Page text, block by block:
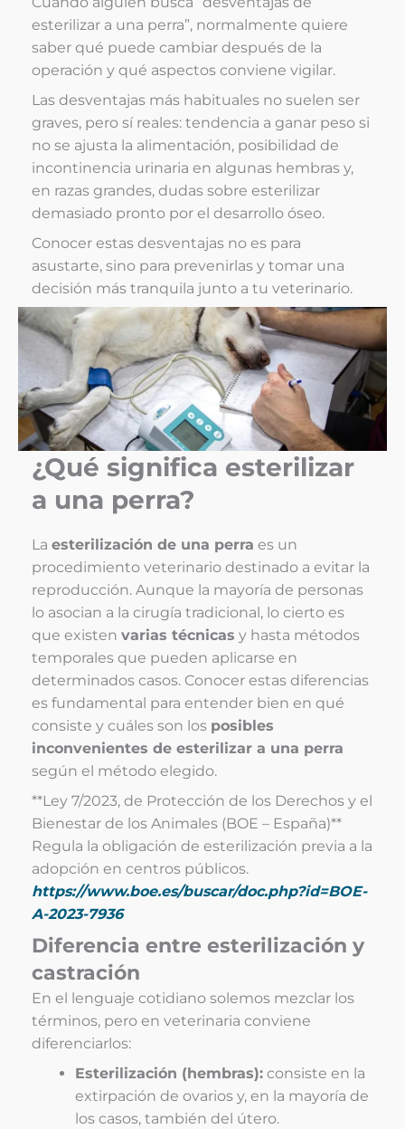
esterilizar a una perra”, normalmente quiere
saber qué puede cambiar después de la
operación y qué aspectos conviene vigilar.
Las desventajas más habituales no suelen ser
graves, pero sí reales: tendencia a ganar peso si
no se ajusta la alimentación, posibilidad de
incontinencia urinaria en algunas hembras y,
en razas grandes, dudas sobre esterilizar
demasiado pronto por el desarrollo óseo.
Conocer estas desventajas no es para
asustarte, sino para prevenirlas y tomar una
decisión más tranquila junto a tu veterinario.
¿Qué significa esterilizar
a una perra?
La esterilización de una perra es un
procedimiento veterinario destinado a evitar la
reproducción. Aunque la mayoría de personas
lo asocian a la cirugía tradicional, lo cierto es
que existen varias técnicas y hasta métodos
temporales que pueden aplicarse en
determinados casos. Conocer estas diferencias
es fundamental para entender bien en qué
consiste y cuáles son los posibles
inconvenientes de esterilizar a una perra
según el método elegido.
**Ley 7/2023, de Protección de los Derechos y el
Bienestar de los Animales (BOE – España)**
Regula la obligación de esterilización previa a la
adopción en centros públicos.
https://www.boe.es/buscar/doc.php?id=BOE-
A-2023-7936
Diferencia entre esterilización y
castración
En el lenguaje cotidiano solemos mezclar los
términos, pero en veterinaria conviene
diferenciarlos:
Esterilización (hembras): consiste en la
extirpación de ovarios y, en la mayoría de
los casos, también del útero.